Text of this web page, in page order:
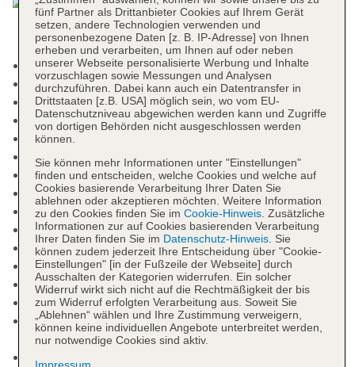
Check-in Zeit ab 15:00 Uhr
Check-out Zeit bis 11:00 Uhr
Early Check-in
Late Check-out
Rezeption, Geldwechsel möglich, Hotelsafe
Gästebetreuung
Lift
Gemeinschaftslounge/TV-Bereich
Gartenanlage
Pools: 2
Pool: Outdoor, Liegen, Sonnenschirme
Kinderpool: Outdoor, Liegen, Sonnenschirme
Badetücher
Boutique, Friseur
Internet: WLAN/WiFi, im gesamten Hotel
(Anlage): ohne Gebühr
Wäscheservice: gegen Gebühr
fünf Partner als Drittanbieter Cookies auf Ihrem Gerät
setzen, andere Technologien verwenden und
personenbezogene Daten [z. B. IP-Adresse] von Ihnen
erheben und verarbeiten, um Ihnen auf oder neben
unserer Webseite personalisierte Werbung und Inhalte
vorzuschlagen sowie Messungen und Analysen
durchzuführen. Dabei kann auch ein Datentransfer in
Drittstaaten [z.B. USA] möglich sein, wo vom EU-
Datenschutzniveau abgewichen werden kann und Zugriffe
von dortigen Behörden nicht ausgeschlossen werden
können.
Sie können mehr Informationen unter "Einstellungen"
finden und entscheiden, welche Cookies und welche auf
Cookies basierende Verarbeitung Ihrer Daten Sie
ablehnen oder akzeptieren möchten. Weitere Information
zu den Cookies finden Sie im Cookie-Hinweis. Zusätzliche
Informationen zur auf Cookies basierenden Verarbeitung
Ihrer Daten finden Sie im Datenschutz-Hinweis. Sie
können zudem jederzeit Ihre Entscheidung über "Cookie-
Einstellungen" [in der Fußzeile der Webseite] durch
Ausschalten der Kategorien widerrufen. Ein solcher
Widerruf wirkt sich nicht auf die Rechtmäßigkeit der bis
zum Widerruf erfolgten Verarbeitung aus. Soweit Sie
„Ablehnen“ wählen und Ihre Zustimmung verweigern,
können keine individuellen Angebote unterbreitet werden,
nur notwendige Cookies sind aktiv.
Impressum